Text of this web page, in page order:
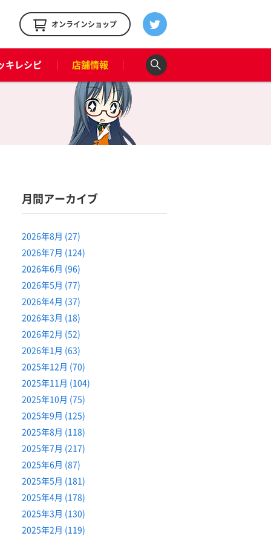
オンラインショップ
キレシピ 店舗情報
月間アーカイブ
2026年8月 (27)
2026年7月 (124)
2026年6月 (96)
2026年5月 (77)
2026年4月 (37)
2026年3月 (18)
2026年2月 (52)
2026年1月 (63)
2025年12月 (70)
2025年11月 (104)
2025年10月 (75)
2025年9月 (125)
2025年8月 (118)
2025年7月 (217)
2025年6月 (87)
2025年5月 (181)
2025年4月 (178)
2025年3月 (130)
2025年2月 (119)